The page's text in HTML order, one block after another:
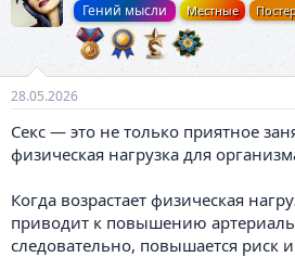
Гений мысли Местные
28.05.2026
Секс — это не только приятное
физическая нагрузка для
Когда возрастает физическая
приводит к повышению
следовательно, повышается риск